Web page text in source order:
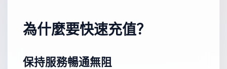
為什麼要快速充值？
保持服務暢通無阻